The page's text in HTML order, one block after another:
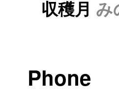
収穫月 み
Phone